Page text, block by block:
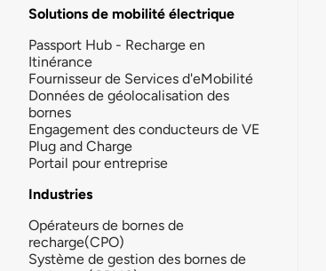
Solutions de mobilité électrique
Passport Hub - Recharge en
Itinérance
Fournisseur de Services d'eMobilité
Données de géolocalisation des
bornes
Engagement des conducteurs de VE
Plug and Charge
Portail pour entreprise
Industries
Opérateurs de bornes de
recharge(CPO)
Système de gestion des bornes de